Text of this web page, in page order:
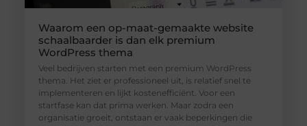
Waarom een op-maat-gemaakte website
schaalbaarder is dan elk premium
WordPress thema
Veel bedrijven starten met een premium WordPress
thema. Het ziet er professioneel uit, is relatief snel te
implementeren en lijkt kostenefficiënt. Voor een
startfase kan dat prima werken. Maar zodra een
organisatie groeit, ontstaan er vaak beperkingen die